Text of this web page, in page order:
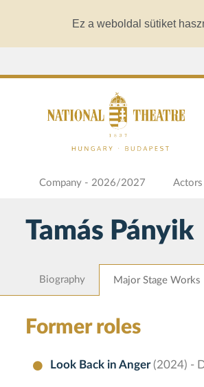
Ez a weboldal sütiket
Company - 2026/2027
Tamás Pányik
Biography Major Stage Works
Former roles
Look Back in Anger(2024) -